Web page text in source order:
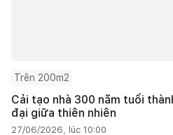
Trên 200m2
Cải tạo nhà 300 năm tuổi
đại giữa thiên nhiên
27/06/2026, lúc 10:00